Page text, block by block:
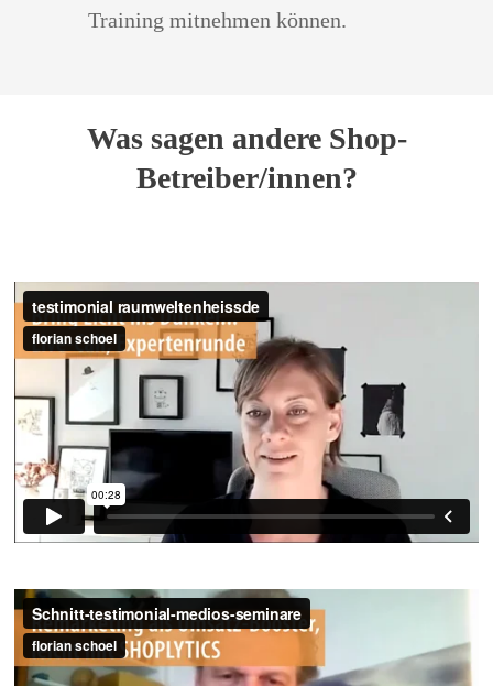
Training mitnehmen können.
Was sagen andere Shop-
Betreiber/innen?